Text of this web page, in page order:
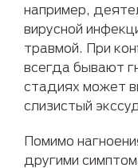
например,
вирусной
травмой. При
всегда бывают
стадиях может
слизистый
Помимо
другими